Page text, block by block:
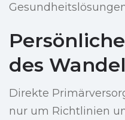
des
Direkte
nur um Richtlinien